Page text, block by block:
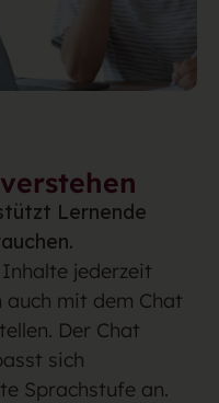
Lernende
jederzeit
auch mit dem Chat
Der Chat
sich
Sprachstufe an.